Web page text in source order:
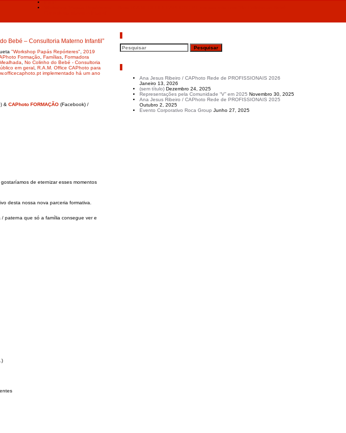
Bebé – Consultoria Materno Infantil”
"Workshop Papás Repórteres" 2019
Formação Famílias Formadora
No Colinho do Bebé - Consultoria
em geral R.A.M. Office CAPhoto para
implementado há um ano
& CAPhoto FORMAÇÃO (Facebook) /
de eternizar esses momentos
desta nossa nova parceria formativa.
paterna que só a família consegue ver e
Ana Jesus Ribeiro / CAPhoto Rede de PROFISSIONAIS 2026
Janeiro 13, 2026
(sem título) Dezembro 24, 2025
Representações pela Comunidade “V” em 2025 Novembro 30, 2025
Ana Jesus Ribeiro / CAPhoto Rede de PROFISSIONAIS 2025
Outubro 2, 2025
Evento Corporativo Roca Group Junho 27, 2025